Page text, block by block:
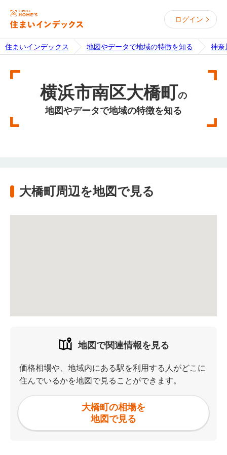
ログイン
住まいインデックス 地図やデータで地域の特徴を知る 神奈
横浜市南区大橋町の
地図やデータで地域の特徴を知る
大橋町周辺を地図で見る
地図で関連情報を見る
価格相場や、地域内にある駅を利用する人がどこに
住んでいるかを地図で見ることができます。
大橋町の相場を
地図で見る